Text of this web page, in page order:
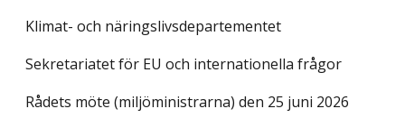
Klimat- och näringslivsdepartementet
Sekretariatet för EU och internationella frågor
Rådets möte (miljöministrarna) den 25 juni 2026